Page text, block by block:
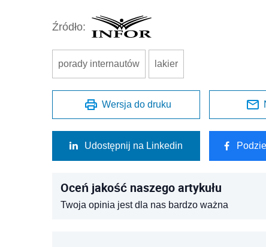
Źródło:
porady internautów lakier
Wersja do druku
Udostępnij na Linkedin
Oceń jakość naszego artykułu
Twoja opinia jest dla nas bardzo ważna